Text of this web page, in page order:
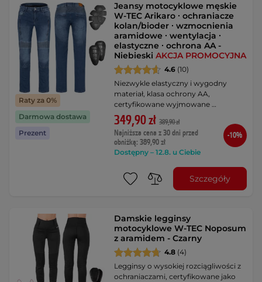
Raty za 0%
Darmowa dostawa
Prezent
Jeansy motocyklowe męskie
W-TEC Arikaro ∙ ochraniacze
kolan/bioder ∙ wzmocnienia
aramidowe ∙ wentylacja ∙
elastyczne ∙ ochrona AA -
NiebieskiAKCJA PROMOCYJNA
4.6 (10)
Niezwykle elastyczny i wygodny
materiał, klasa ochrony AA,
certyfikowane wyjmowane …
349,90 zł 389,90 zł
Najniższa cena z 30 dni przed
obniżką: 389,90 zł
Dostępny – 12.8. u Ciebie
-10%
Szczegóły
Damskie legginsy
motocyklowe W-TEC Noposum
z aramidem - Czarny
4.8 (4)
Legginsy o wysokiej rozciągliwości z
ochraniaczami, certyfikowane jako